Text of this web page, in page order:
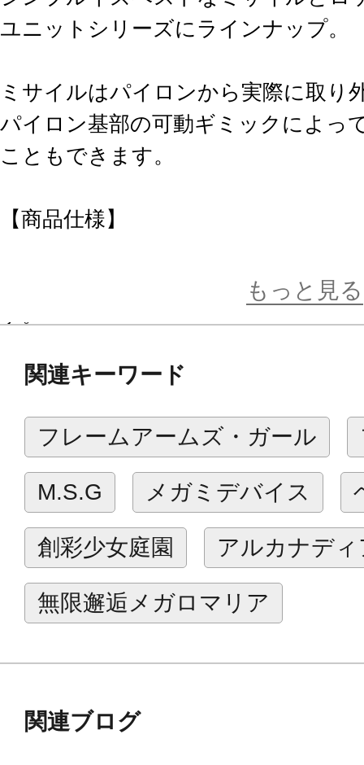
ユニットシリーズにラインナップ。
ミサイルはパイロンから実際に取り
パイロン基部の可動ギミックによっ
こともできます。
【商品仕様】
が可能。パイロンは基部が可動して
フレームアームズやフレームアーム
■ロケットポッドは連結ジョイント
ジョイントやマウントパーツの異な
3mm径ジョイントが1つの「Aタイ
つの「Bタイプ」の2種があります。
【付属品】
■ミサイル×1セット
■ロケットポッドAタイプ×1セット
もっと見る
関連キーワード
フレームアームズ・ガール
M.S.G メガミデバイス
創彩少女庭園 アルカナディ
無限邂逅メガロマリア
関連ブログ